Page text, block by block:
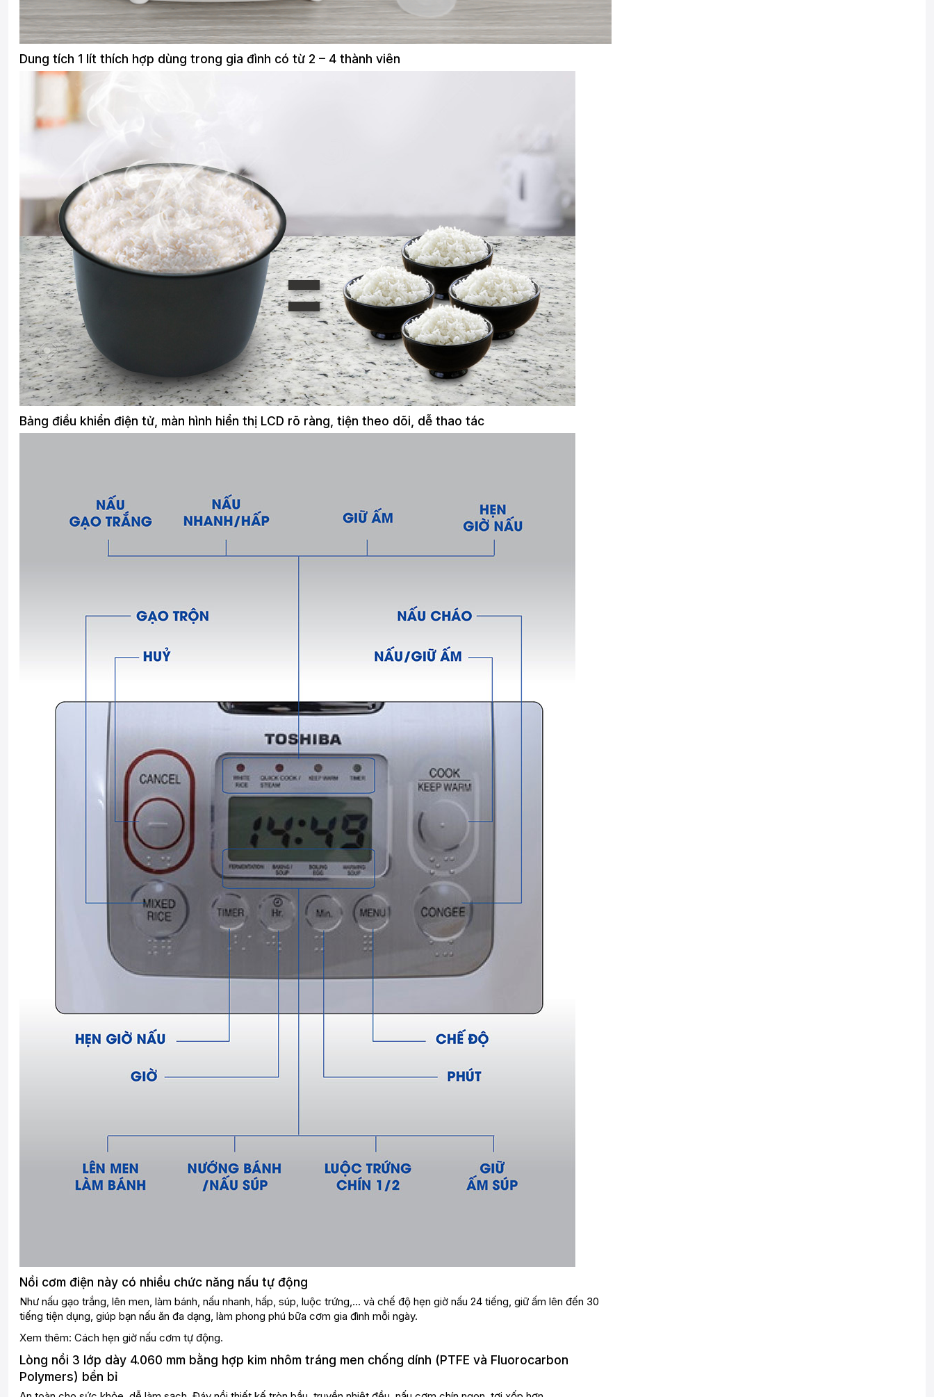
Dung tích 1 lít thích hợp dùng trong gia đình có từ 2 – 4 thành viên
Bảng điều khiển điện tử, màn hình hiển thị LCD rõ ràng, tiện theo dõi, dễ thao tác
Nồi cơm điện này có nhiều chức năng nấu tự động
Như nấu gạo trắng, lên men, làm bánh, nấu nhanh, hấp, súp, luộc trứng,… và chế độ hẹn giờ nấu 24 tiếng, giữ ấm lên đến 30
tiếng tiện dụng, giúp bạn nấu ăn đa dạng, làm phong phú bữa cơm gia đình mỗi ngày.
Xem thêm: Cách hẹn giờ nấu cơm tự động.
Lòng nồi 3 lớp dày 4.060 mm bằng hợp kim nhôm tráng men chống dính (PTFE và Fluorocarbon
Polymers) bền bỉ